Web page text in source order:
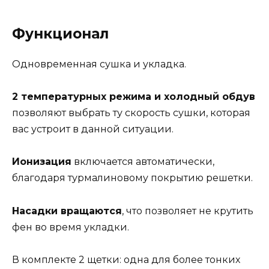
Функционал
Одновременная сушка и укладка.
2 температурных режима и холодный обдув
позволяют выбрать ту скорость сушки, которая
вас устроит в данной ситуации.
Ионизация включается автоматически,
благодаря турмалиновому покрытию решетки.
Насадки вращаются, что позволяет не крутить
фен во время укладки.
В комплекте 2 щетки: одна для более тонких